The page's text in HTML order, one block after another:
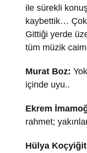
ile sürekli
kaybettik…
Gittiği yerde
tüm müzik
Murat Boz:
içinde uyu..
Ekrem
rahmet;
Hülya